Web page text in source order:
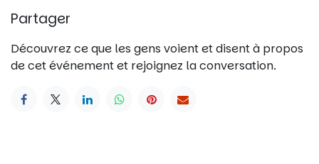
Partager
Découvrez ce que les gens voient et disent à propos
de cet événement et rejoignez la conversation.